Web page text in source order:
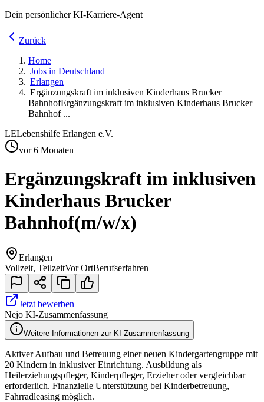
Dein persönlicher KI-Karriere-Agent
Zurück
Home
|Jobs in Deutschland
|Erlangen
|Ergänzungskraft im inklusiven Kinderhaus Brucker
BahnhofErgänzungskraft im inklusiven Kinderhaus Brucker
Bahnhof ...
LELebenshilfe Erlangen e.V.
vor 6 Monaten
Ergänzungskraft im inklusiven
Kinderhaus Brucker
Bahnhof(m/w/x)
Erlangen
Vollzeit, TeilzeitVor OrtBerufserfahren
Jetzt bewerben
Nejo KI-Zusammenfassung
Weitere Informationen zur KI-Zusammenfassung
Aktiver Aufbau und Betreuung einer neuen Kindergartengruppe mit
20 Kindern in inklusiver Einrichtung. Ausbildung als
Heilerziehungspfleger, Kinderpfleger, Erzieher oder vergleichbar
erforderlich. Finanzielle Unterstützung bei Kinderbetreuung,
Fahrradleasing möglich.